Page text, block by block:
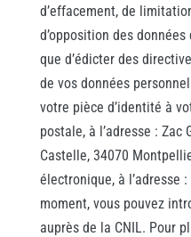
d’effacement, de
d’opposition des
que d’édicter des
de vos données
votre pièce d’identité à
postale, à l’adresse : Zac
Castelle, 34070
électronique, à l’adresse :
moment, vous pouvez
auprès de la CNIL. Pour